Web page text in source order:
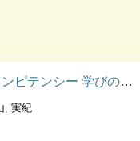
ビーイングを取り入れるための考え方と実践方法
, 実紀